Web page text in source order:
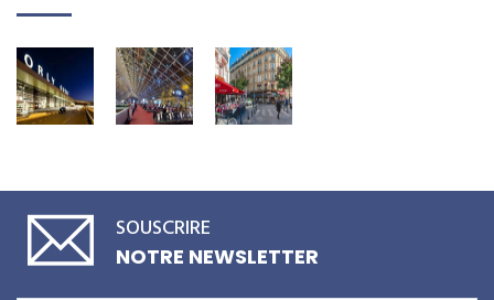
SOUSCRIRE
NOTRE NEWSLETTER